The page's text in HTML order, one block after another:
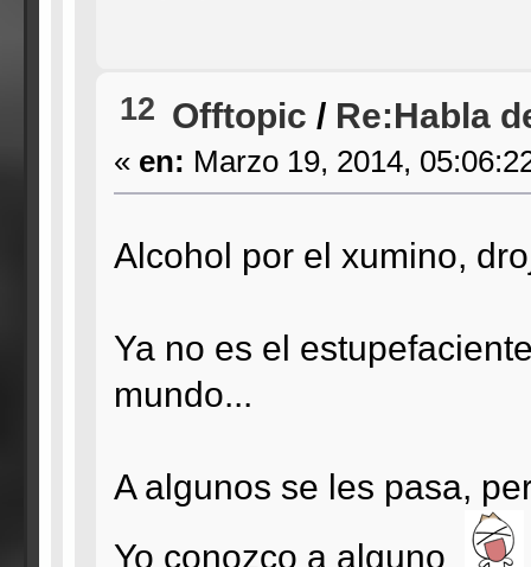
12 Offtopic / Re:Habla
« en: Marzo 19, 2014,
Alcohol por el xumino,
Ya no es el
mundo...
A algunos se les pasa,
Yo conozco a alguno